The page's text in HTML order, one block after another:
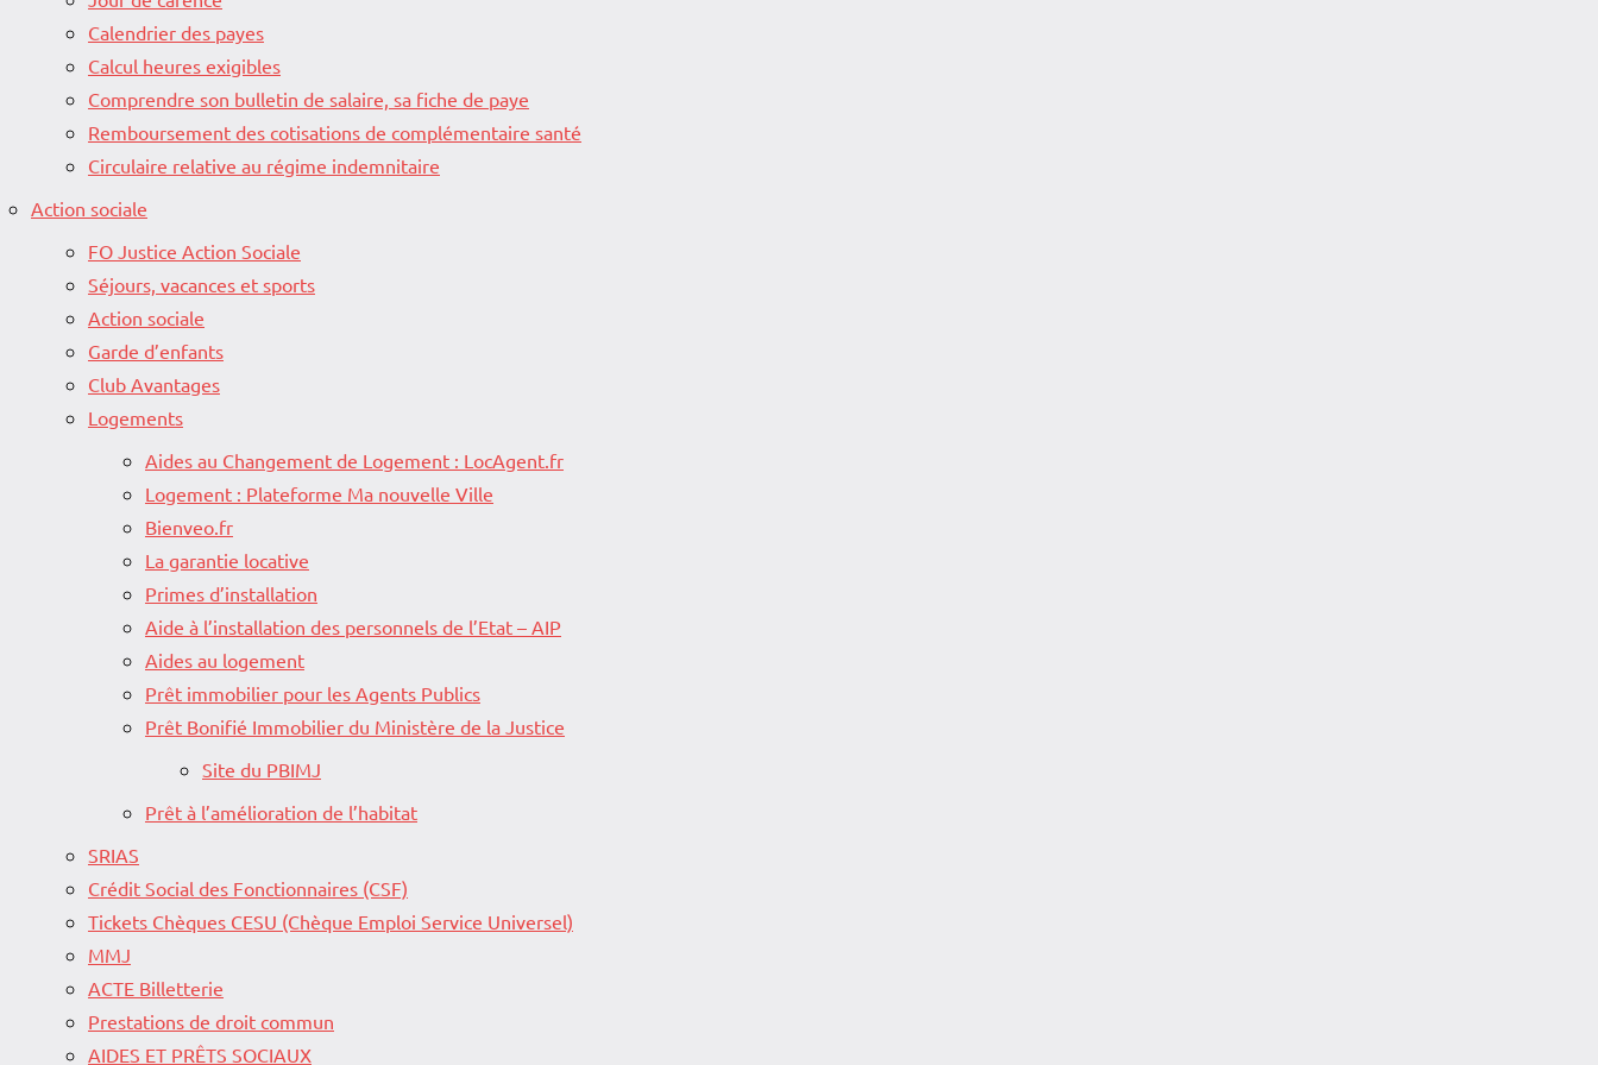
Calendrier des payes
Calcul heures exigibles
Comprendre son bulletin de salaire, sa fiche de paye
Remboursement des cotisations de complémentaire santé
Circulaire relative au régime indemnitaire
Action sociale
FO Justice Action Sociale
Séjours, vacances et sports
Action sociale
Garde d’enfants
Club Avantages
Logements
Aides au Changement de Logement : LocAgent.fr
Logement : Plateforme Ma nouvelle Ville
Bienveo.fr
La garantie locative
Primes d’installation
Aide à l’installation des personnels de l’Etat – AIP
Aides au logement
Prêt immobilier pour les Agents Publics
Prêt Bonifié Immobilier du Ministère de la Justice
Site du PBIMJ
Prêt à l’amélioration de l’habitat
SRIAS
Crédit Social des Fonctionnaires (CSF)
Tickets Chèques CESU (Chèque Emploi Service Universel)
MMJ
ACTE Billetterie
Prestations de droit commun
AIDES ET PRÊTS SOCIAUX